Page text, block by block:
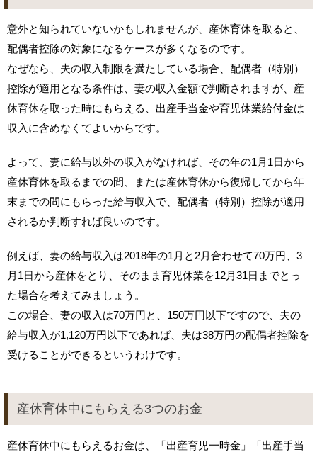
意外と知られていないかもしれませんが、産休育休を取ると、
配偶者控除の対象になるケースが多くなるのです。
なぜなら、夫の収入制限を満たしている場合、配偶者（特別）
控除が適用となる条件は、妻の収入金額で判断されますが、産
休育休を取った時にもらえる、出産手当金や育児休業給付金は
収入に含めなくてよいからです。
よって、妻に給与以外の収入がなければ、その年の1月1日から
産休育休を取るまでの間、または産休育休から復帰してから年
末までの間にもらった給与収入で、配偶者（特別）控除が適用
されるか判断すれば良いのです。
例えば、妻の給与収入は2018年の1月と2月合わせて70万円、3
月1日から産休をとり、そのまま育児休業を12月31日までとっ
た場合を考えてみましょう。
この場合、妻の収入は70万円と、150万円以下ですので、夫の
給与収入が1,120万円以下であれば、夫は38万円の配偶者控除を
受けることができるというわけです。
産休育休中にもらえる3つのお金
産休育休中にもらえるお金は、「出産育児一時金」「出産手当